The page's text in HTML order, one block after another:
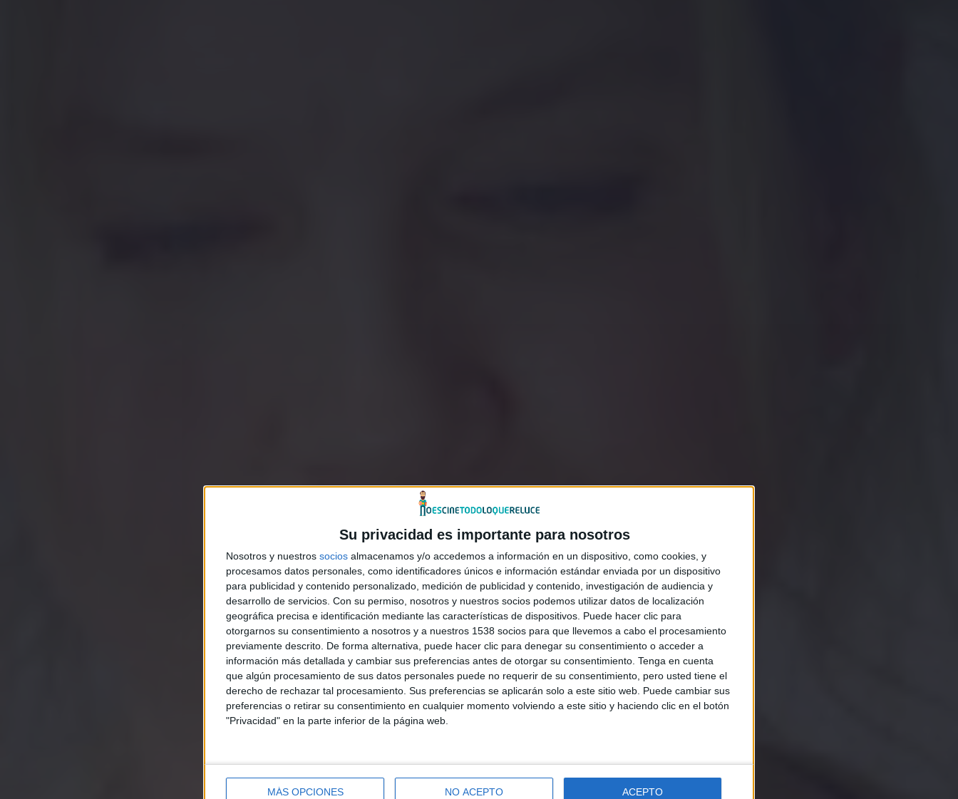
Su privacidad es importante para nosotros
Nosotros y nuestros socios almacenamos y/o accedemos a información en un dispositivo, como cookies, y
procesamos datos personales, como identificadores únicos e información estándar enviada por un dispositivo
para publicidad y contenido personalizado, medición de publicidad y contenido, investigación de audiencia y
desarrollo de servicios. Con su permiso, nosotros y nuestros socios podemos utilizar datos de localización
geográfica precisa e identificación mediante las características de dispositivos. Puede hacer clic para
otorgarnos su consentimiento a nosotros y a nuestros 1538 socios para que llevemos a cabo el procesamiento
previamente descrito. De forma alternativa, puede hacer clic para denegar su consentimiento o acceder a
información más detallada y cambiar sus preferencias antes de otorgar su consentimiento. Tenga en cuenta
que algún procesamiento de sus datos personales puede no requerir de su consentimiento, pero usted tiene el
derecho de rechazar tal procesamiento. Sus preferencias se aplicarán solo a este sitio web. Puede cambiar sus
preferencias o retirar su consentimiento en cualquier momento volviendo a este sitio y haciendo clic en el botón
"Privacidad" en la parte inferior de la página web.
MÁS OPCIONES NO ACEPTO ACEPTO